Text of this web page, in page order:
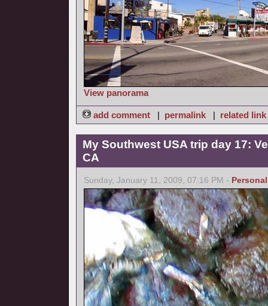
View panorama
add comment | permalink | related link
My Southwest USA trip day 17:
CA
Sunday, January 11, 2009, 07:16 PM - Personal